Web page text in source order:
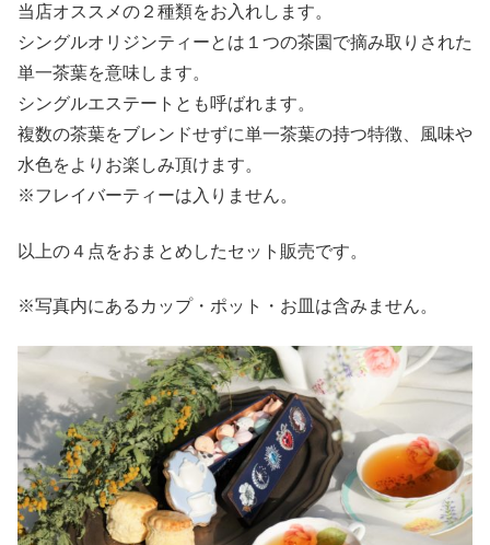
当店オススメの２種類をお入れします。
シングルオリジンティーとは１つの茶園で摘み取りされた
単一茶葉を意味します。
シングルエステートとも呼ばれます。
複数の茶葉をブレンドせずに単一茶葉の持つ特徴、風味や
水色をよりお楽しみ頂けます。
※フレイバーティーは入りません。
以上の４点をおまとめしたセット販売です。
※写真内にあるカップ・ポット・お皿は含みません。